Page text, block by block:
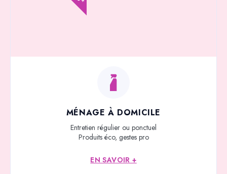
MÉNAGE À DOMICILE
Entretien régulier ou ponctuel
Produits éco, gestes pro
EN SAVOIR +